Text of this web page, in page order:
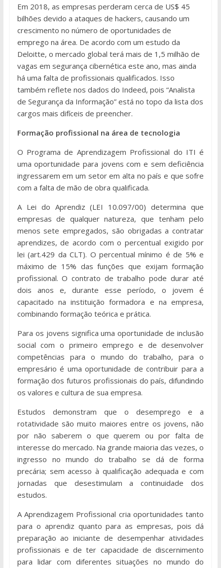
Em 2018, as empresas perderam cerca de US$ 45
bilhões devido a ataques de hackers, causando um
crescimento no número de oportunidades de
emprego na área. De acordo com um estudo da
Deloitte, o mercado global terá mais de 1,5 milhão de
vagas em segurança cibernética este ano, mas ainda
há uma falta de profissionais qualificados. Isso
também reflete nos dados do Indeed, pois “Analista
de Segurança da Informação” está no topo da lista dos
cargos mais difíceis de preencher.
Formação profissional na área de tecnologia
O Programa de Aprendizagem Profissional do ITI é
uma oportunidade para jovens com e sem deficiência
ingressarem em um setor em alta no país e que sofre
com a falta de mão de obra qualificada.
A Lei do Aprendiz (LEI 10.097/00) determina que
empresas de qualquer natureza, que tenham pelo
menos sete empregados, são obrigadas a contratar
aprendizes, de acordo com o percentual exigido por
lei (art.429 da CLT). O percentual mínimo é de 5% e
máximo de 15% das funções que exijam formação
profissional. O contrato de trabalho pode durar até
dois anos e, durante esse período, o jovem é
capacitado na instituição formadora e na empresa,
combinando formação teórica e prática.
Para os jovens significa uma oportunidade de inclusão
social com o primeiro emprego e de desenvolver
competências para o mundo do trabalho, para o
empresário é uma oportunidade de contribuir para a
formação dos futuros profissionais do país, difundindo
os valores e cultura de sua empresa.
Estudos demonstram que o desemprego e a
rotatividade são muito maiores entre os jovens, não
por não saberem o que querem ou por falta de
interesse do mercado. Na grande maioria das vezes, o
ingresso no mundo do trabalho se dá de forma
precária; sem acesso à qualificação adequada e com
jornadas que desestimulam a continuidade dos
estudos.
A Aprendizagem Profissional cria oportunidades tanto
para o aprendiz quanto para as empresas, pois dá
preparação ao iniciante de desempenhar atividades
profissionais e de ter capacidade de discernimento
para lidar com diferentes situações no mundo do